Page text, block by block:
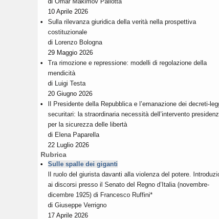
10 Aprile 2026
Sulla rilevanza giuridica della verità nella prospettiva
costituzionale
di Lorenzo Bologna
29 Maggio 2026
Tra rimozione e repressione: modelli di regolazione della
mendicità
di Luigi Testa
20 Giugno 2026
Il Presidente della Repubblica e l’emanazione dei decreti-
securitari: la straordinaria necessità dell’intervento
per la sicurezza delle libertà
di Elena Paparella
22 Luglio 2026
Rubrica
Sulle spalle dei giganti
Il ruolo del giurista davanti alla violenza del potere.
ai discorsi presso il Senato del Regno d’Italia (novembre-
dicembre 1925) di Francesco Ruffini*
di Giuseppe Verrigno
17 Aprile 2026